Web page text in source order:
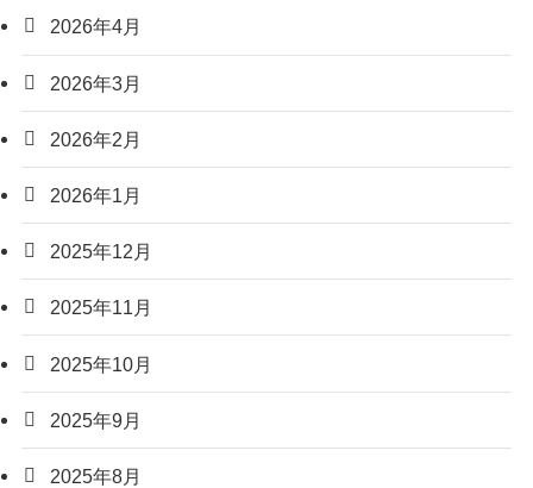
2026年4月
2026年3月
2026年2月
2026年1月
2025年12月
2025年11月
2025年10月
2025年9月
2025年8月